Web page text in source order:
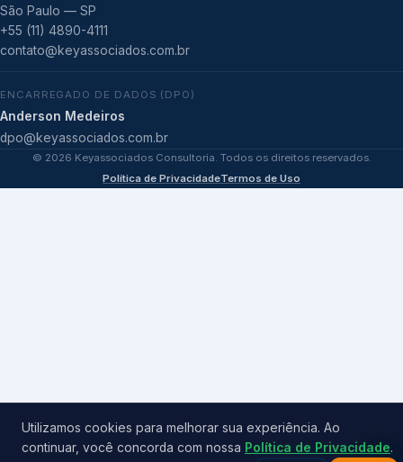
São Paulo — SP
+55 (11) 4890-4111
contato@keyassociados.com.br
ENCARREGADO DE DADOS (DPO)
Anderson Medeiros
dpo@keyassociados.com.br
© 2026 Keyassociados Consultoria. Todos os direitos reservados.
Política de PrivacidadeTermos de Uso
Utilizamos cookies para melhorar sua experiência. Ao
continuar, você concorda com nossa Política de Privacidade.